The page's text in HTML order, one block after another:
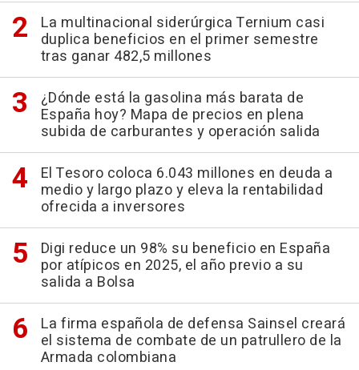
La multinacional siderúrgica Ternium casi
duplica beneficios en el primer semestre
tras ganar 482,5 millones
¿Dónde está la gasolina más barata de
España hoy? Mapa de precios en plena
subida de carburantes y operación salida
El Tesoro coloca 6.043 millones en deuda a
medio y largo plazo y eleva la rentabilidad
ofrecida a inversores
Digi reduce un 98% su beneficio en España
por atípicos en 2025, el año previo a su
salida a Bolsa
La firma española de defensa Sainsel creará
el sistema de combate de un patrullero de la
Armada colombiana